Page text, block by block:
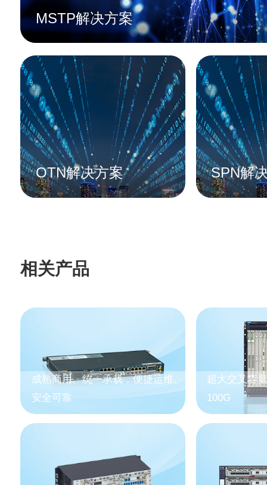
MSTP解决方案
OTN解决方案 SPN解
相关产品
成熟商用、统一承载，便捷运维、
安全可靠
超大交叉容
100G